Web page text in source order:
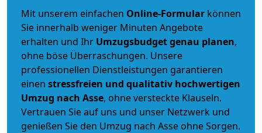
Mit unserem einfachen Online-Formular können
Sie innerhalb weniger Minuten Angebote
erhalten und Ihr Umzugsbudgetgenau planen,
ohne böse Überraschungen. Unsere
professionellen Dienstleistungen garantieren
einen stressfreien und qualitativ hochwertigen
Umzug nach Asse, ohne versteckte Klauseln.
Vertrauen Sie auf uns und unser Netzwerk und
genießen Sie den Umzug nach Asse ohne Sorgen.